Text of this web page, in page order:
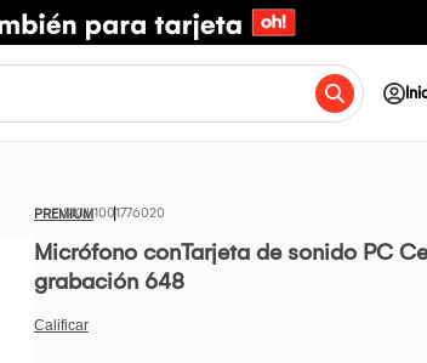
PREMIUM1001776020
Micrófono conTarjeta de sonido PC
grabación 648